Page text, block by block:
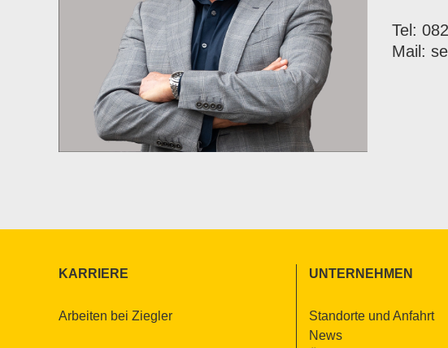
Tel:
Mail:
KAR­RIE­RE
Ar­bei­ten bei Zieg­ler
UN­TER­NEH­MEN
Stand­or­te und An­fahrt
News